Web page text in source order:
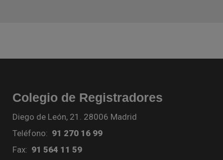
Colegio de Registradores
Diego de León, 21. 28006 Madrid
Teléfono: 91 270 16 99
Fax: 91 564 11 59